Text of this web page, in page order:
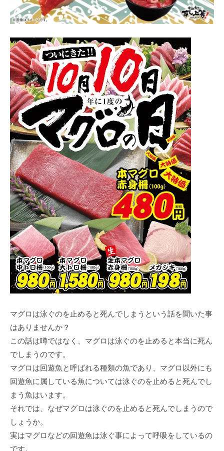
マグロは泳ぐのを止めると死んでしまうという話を聞いた事
はありませんか？
この話は噂ではなく、マグロは泳ぐのを止めると本当に死ん
でしまうのです。
マグロは回遊魚と呼ばれる種類の魚であり、マグロ以外にも
回遊魚に属している魚については泳ぐのを止めると死んでし
まう魚はいます。
それでは、なぜマグロは泳ぐのを止めると死んでしまうので
しょうか。
実はマグロなどの回遊魚は泳ぐ事によって呼吸をしているの
です。